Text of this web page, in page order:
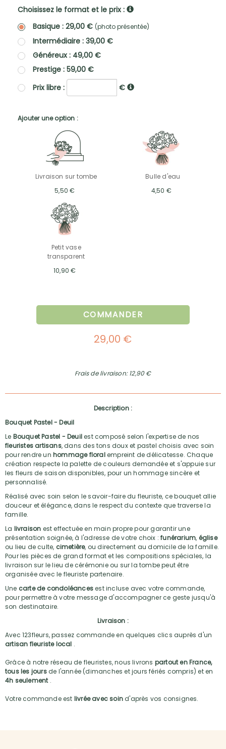
Choisissez le format et le prix :
Basique : 29,00 € (photo présentée)
Intermédiaire : 39,00 €
Généreux : 49,00 €
Prestige : 59,00 €
Prix libre :
€
Ajouter une option :
Livraison sur tombe
5,50 €
Bulle d'eau
4,50 €
Petit vase
transparent
10,90 €
COMMANDER
29,00 €
Frais de livraison: 12,90 €
Description :
Bouquet Pastel - Deuil
Le Bouquet Pastel - Deuilest composé selon l'expertise de nos
fleuristes artisans, dans des tons doux et pastel choisis avec soin
pour rendre un hommage floralempreint de délicatesse. Chaque
création respecte la palette de couleurs demandée et s'appuie sur
les fleurs de saison disponibles, pour un hommage sincère et
personnalisé.
Réalisé avec soin selon le savoir-faire du fleuriste, ce bouquet allie
douceur et élégance, dans le respect du contexte que traverse la
famille.
La livraison est effectuée en main propre pour garantir une
présentation soignée, à l'adresse de votre choix :funérarium, église
ou lieu de culte, cimetière, ou directement au domicile de la famille.
Pour les pièces de grand format et les compositions spéciales, la
livraison sur le lieu de cérémonie ou sur la tombe peut être
organisée avec le fleuriste partenaire.
Une carte de condoléancesest incluse avec votre commande,
pour permettre à votre message d'accompagner ce geste jusqu'à
son destinataire.
Livraison :
Avec 123fleurs, passez commande en quelques clics auprès d'un
artisan fleuriste local .
Grâce à notre réseau de fleuristes, nous livrons partout en France,
tous les joursde l'année (dimanches et jours fériés compris) et en
4h seulement .
Votre commande est livrée avec soind'après vos consignes.